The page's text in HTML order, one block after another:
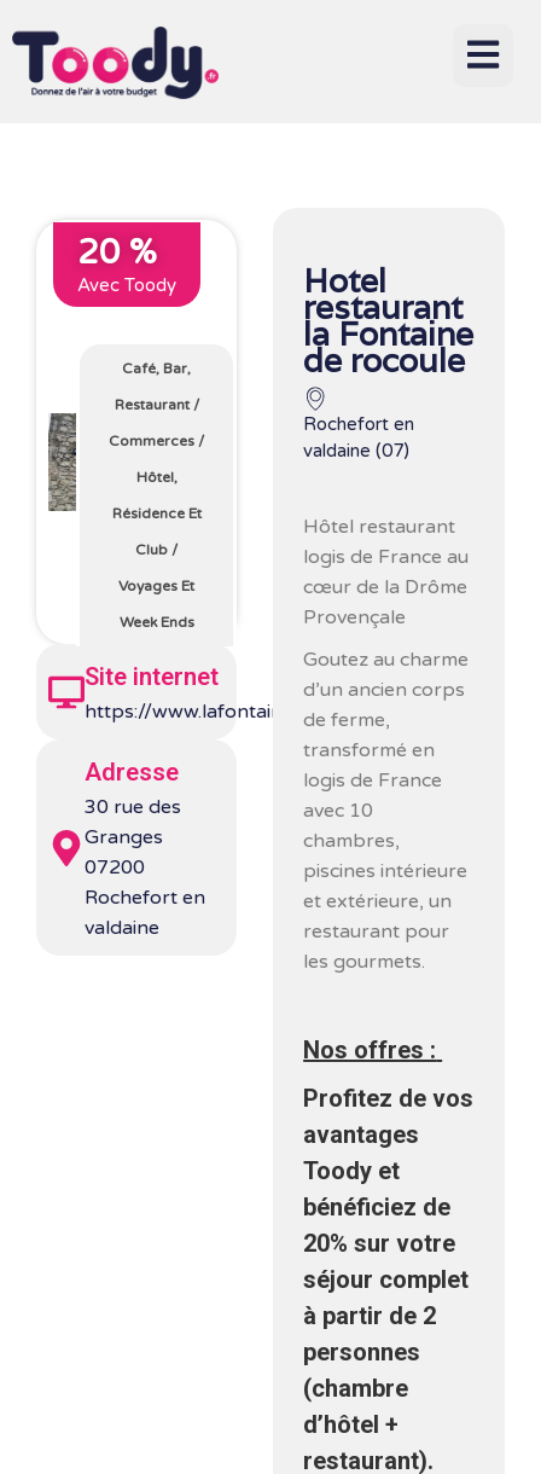
20 %
Avec Toody
Café, Bar,
Restaurant/
Commerces /
Hôtel,
Résidence Et
Club /
Voyages Et
Week Ends
Site internet
https://www.lafontainederocoule.com/
Adresse
30 rue des
Granges
07200
Rochefort en
valdaine
Hotel
restaurant
la Fontaine
de rocoule
Rochefort en
valdaine (07)
Hôtel restaurant
logis de France au
cœur de la Drôme
Provençale
Goutez au charme
d’un ancien corps
de ferme,
transformé en
logis de France
avec 10
chambres,
piscines intérieure
et extérieure, un
restaurant pour
les gourmets.
Nos offres :
Profitez de vos
avantages
Toody et
bénéficiez de
20% sur votre
séjour complet
à partir de 2
personnes
(chambre
d’hôtel +
restaurant).